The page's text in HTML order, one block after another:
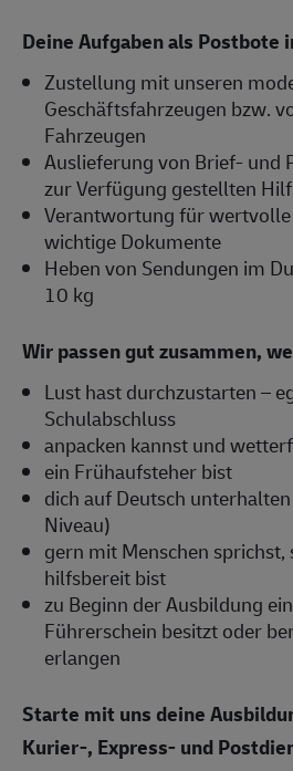
Deine Aufgaben als Postbote
Zustellung mit unseren
Geschäftsfahrzeugen bzw.
Fahrzeugen
Auslieferung von Brief- und
zur Verfügung gestellten
Verantwortung für wertvolle
wichtige Dokumente
Heben von Sendungen im
10 kg
Wir passen gut zusammen,
Lust hast durchzustarten –
Schulabschluss
anpacken kannst und
ein Frühaufsteher bist
dich auf Deutsch
Niveau)
gern mit Menschen
hilfsbereit bist
zu Beginn der Ausbildung
Führerschein besitzt oder
erlangen
Starte mit uns deine
Kurier-, Express- und